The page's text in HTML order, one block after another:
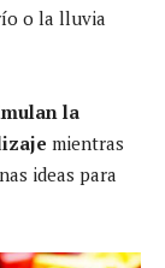
o la lluvia
la
mientras
ideas para